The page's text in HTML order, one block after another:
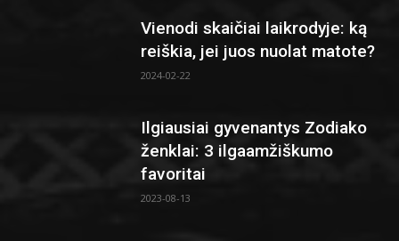
Vienodi skaičiai laikrodyje: ką
reiškia, jei juos nuolat matote?
2024-02-22
Ilgiausiai gyvenantys Zodiako
ženklai: 3 ilgaamžiškumo
favoritai
2023-08-13